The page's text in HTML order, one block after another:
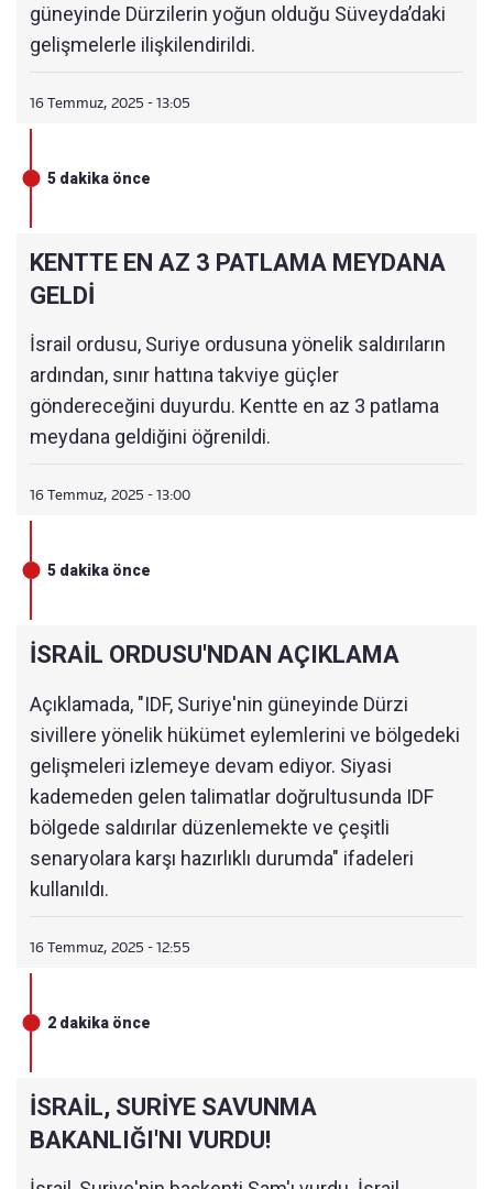
güneyinde Dürzilerin yoğun olduğu Süveyda’daki
gelişmelerle ilişkilendirildi.
16 Temmuz, 2025 - 13:05
5 dakika önce
KENTTE EN AZ 3 PATLAMA MEYDANA
GELDİ
İsrail ordusu, Suriye ordusuna yönelik saldırıların
ardından, sınır hattına takviye güçler
göndereceğini duyurdu. Kentte en az 3 patlama
meydana geldiğini öğrenildi.
16 Temmuz, 2025 - 13:00
5 dakika önce
İSRAİL ORDUSU'NDAN AÇIKLAMA
Açıklamada, "IDF, Suriye'nin güneyinde Dürzi
sivillere yönelik hükümet eylemlerini ve bölgedeki
gelişmeleri izlemeye devam ediyor. Siyasi
kademeden gelen talimatlar doğrultusunda IDF
bölgede saldırılar düzenlemekte ve çeşitli
senaryolara karşı hazırlıklı durumda" ifadeleri
kullanıldı.
16 Temmuz, 2025 - 12:55
2 dakika önce
İSRAİL, SURİYE SAVUNMA
BAKANLIĞI'NI VURDU!